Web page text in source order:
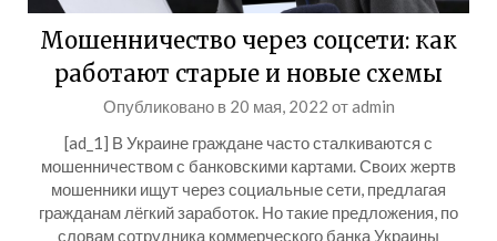
Мошенничество через соцсети: как
работают старые и новые схемы
Опубликовано в 20 мая, 2022 отadmin
[ad_1] В Украине граждане часто сталкиваются с
мошенничеством с банковскими картами. Своих жертв
мошенники ищут через социальные сети, предлагая
гражданам лёгкий заработок. Но такие предложения, по
словам сотрудника коммерческого банка Украины